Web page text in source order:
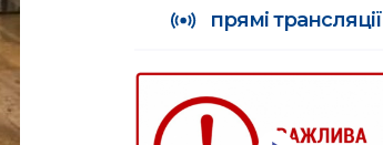
прямі трансляції